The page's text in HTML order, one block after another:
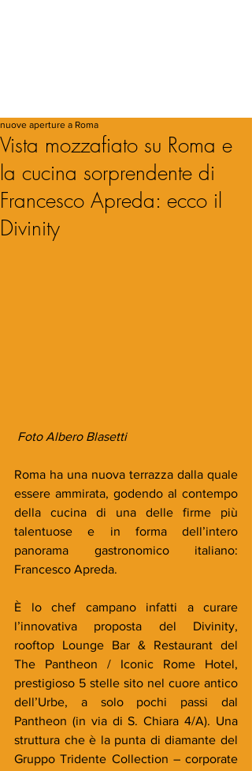
Vista mozzafiato su Roma e
la cucina sorprendente di
Francesco Apreda: ecco il
Divinity
nuove aperture a Roma
Foto Albero Blasetti
Roma ha una nuova terrazza dalla quale
essere ammirata, godendo al contempo
della cucina di una delle firme più
talentuose e in forma dell’intero
panorama gastronomico italiano:
Francesco Apreda.
È lo chef campano infatti a curare
l’innovativa proposta del Divinity,
rooftop Lounge Bar & Restaurant del
The Pantheon / Iconic Rome Hotel,
prestigioso 5 stelle sito nel cuore antico
dell’Urbe, a solo pochi passi dal
Pantheon (in via di S. Chiara 4/A). Una
struttura che è la punta di diamante del
Gruppo Tridente Collection – corporate